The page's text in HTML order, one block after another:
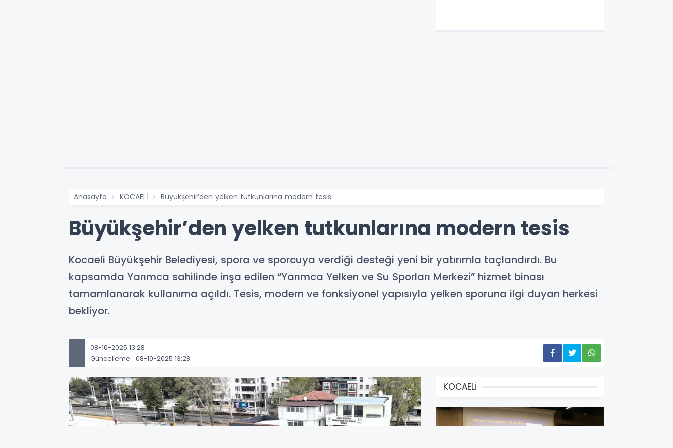
Anasayfa KOCAELİ Büyükşehir’den yelken tutkunlarına modern tesis
Büyükşehir’den yelken tutkunlarına modern tesis
Kocaeli Büyükşehir Belediyesi, spora ve sporcuya verdiği desteği yeni bir yatırımla taçlandırdı. Bu
kapsamda Yarımca sahilinde inşa edilen “Yarımca Yelken ve Su Sporları Merkezi” hizmet binası
tamamlanarak kullanıma açıldı. Tesis, modern ve fonksiyonel yapısıyla yelken sporuna ilgi duyan herkesi
bekliyor.
08-10-2025 13:28
Güncelleme : 08-10-2025 13:28
KOCAELİ